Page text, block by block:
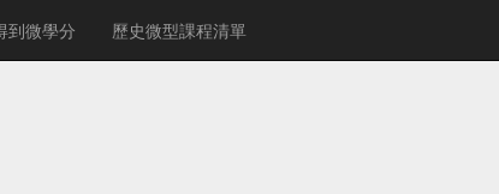
到微學分 歷史微型課程清單